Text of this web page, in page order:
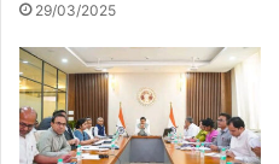
29/03/2025